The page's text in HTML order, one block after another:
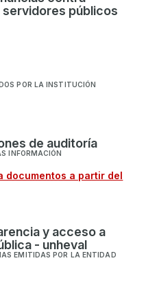
públicos
POR LA INSTITUCIÓN
de auditoría
INFORMACIÓN
documentos a partir del
y acceso a
- unheval
EMITIDAS POR LA ENTIDAD